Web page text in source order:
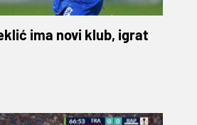
ima novi klub, igrat